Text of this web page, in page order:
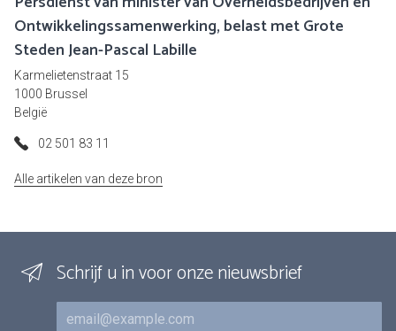
Ontwikkelingssamenwerking, belast met Grote
Steden Jean-Pascal Labille
Karmelietenstraat 15
1000 Brussel
België
02 501 83 11
Alle artikelen van deze bron
Schrijf u in voor onze nieuwsbrief
E-mail